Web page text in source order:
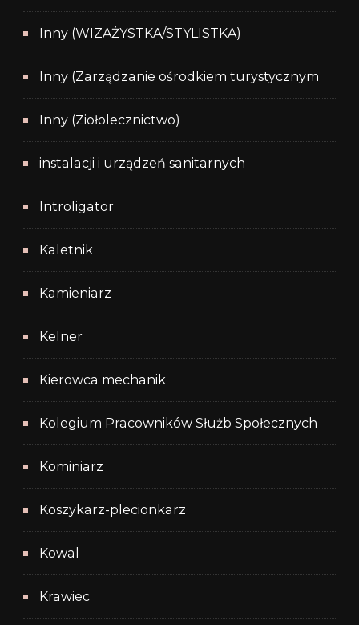
Inny (WIZAŻYSTKA/STYLISTKA)
Inny (Zarządzanie ośrodkiem turystycznym
Inny (Ziołolecznictwo)
instalacji i urządzeń sanitarnych
Introligator
Kaletnik
Kamieniarz
Kelner
Kierowca mechanik
Kolegium Pracowników Służb Społecznych
Kominiarz
Koszykarz-plecionkarz
Kowal
Krawiec